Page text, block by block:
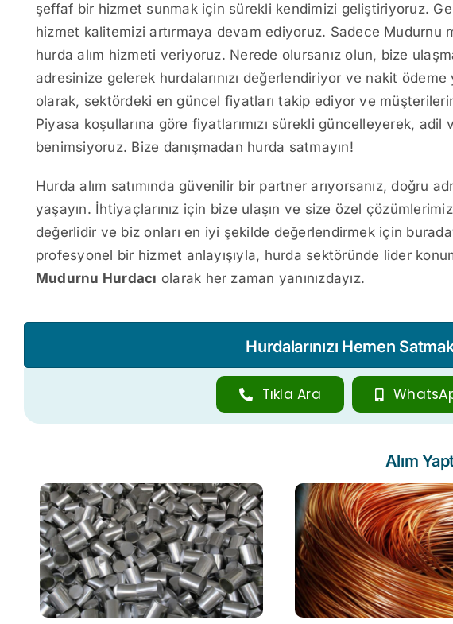
şeffaf bir hizmet sunmak için sürekli kendimizi geliştiriyoruz.
hizmet kalitemizi artırmaya devam ediyoruz. Sadece Mudurnu
hurda alım hizmeti veriyoruz. Nerede olursanız olun, bize
adresinize gelerek hurdalarınızı değerlendiriyor ve nakit ödeme
olarak, sektördeki en güncel fiyatları takip ediyor ve
Piyasa koşullarına göre fiyatlarımızı sürekli güncelleyerek, adil
benimsiyoruz. Bize danışmadan hurda satmayın!
Hurda alım satımında güvenilir bir partner arıyorsanız, doğru
yaşayın. İhtiyaçlarınız için bize ulaşın ve size özel
değerlidir ve biz onları en iyi şekilde değerlendirmek için
profesyonel bir hizmet anlayışıyla, hurda sektöründe lider
Mudurnu Hurdacı olarak her zaman yanınızdayız.
Hurdalarınızı Hemen
Tıkla Ara
Alım